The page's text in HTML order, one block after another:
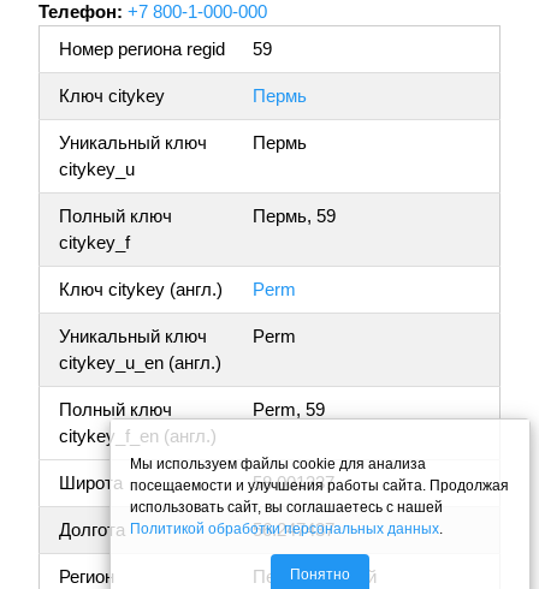
Телефон: +7 800-1-000-000
Номер региона regid
59
Ключ citykey Пермь
Уникальный ключ
citykey_u
Пермь
Полный ключ
citykey_f
Пермь, 59
Ключ citykey (англ.) Perm
Уникальный ключ
citykey_u_en (англ.)
Perm
Полный ключ
citykey_f_en (англ.)
Perm, 59
Широта 58.001337
Долгота 56.247437
Регион Пермский край
Мы используем файлы cookie для анализа
посещаемости и улучшения работы сайта. Продолжая
использовать сайт, вы соглашаетесь с нашей
Политикой обработки персональных данных
Понятно